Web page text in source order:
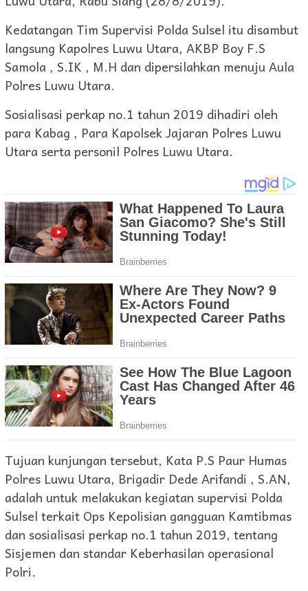
Kedatangan Tim Supervisi Polda Sulsel itu disambut
langsung Kapolres Luwu Utara, AKBP Boy F.S
Samola , S.IK , M.H dan dipersilahkan menuju Aula
Polres Luwu Utara.
Sosialisasi perkap no.1 tahun 2019 dihadiri oleh
para Kabag , Para Kapolsek Jajaran Polres Luwu
Utara serta personil Polres Luwu Utara.
Tujuan kunjungan tersebut, Kata P.S Paur Humas
Polres Luwu Utara, Brigadir Dede Arifandi , S.AN,
adalah untuk melakukan kegiatan supervisi Polda
Sulsel terkait Ops Kepolisian gangguan Kamtibmas
dan sosialisasi perkap no.1 tahun 2019, tentang
Sisjemen dan standar Keberhasilan operasional
Polri.